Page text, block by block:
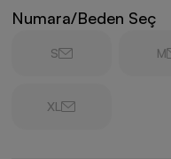
Numara/Beden Seç
S M
XL